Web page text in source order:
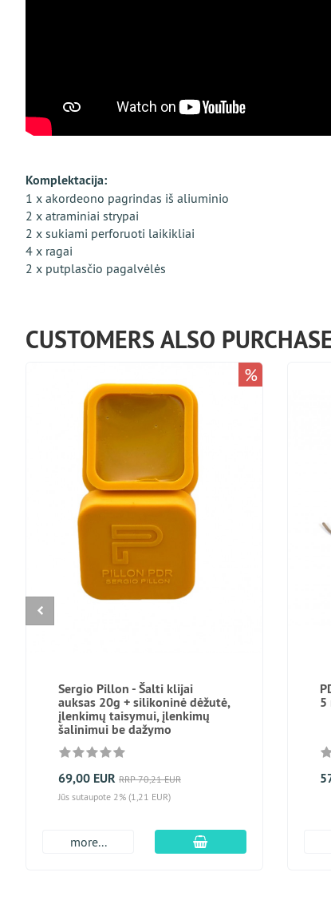
Komplektacija:
1 x akordeono pagrindas iš aliuminio
2 x atraminiai strypai
2 x sukiami perforuoti laikikliai
4 x ragai
2 x putplasčio pagalvėlės
CUSTOMERS ALSO
Sergio Pillon - Šalti klijai
auksas 20g + silikoninė dėžutė,
įlenkimų taisymui, įlenkimų
šalinimui be dažymo
69,00 EUR RRP 70,21 EUR
Jūs sutaupote 2% (1,21 EUR)
more... Įdėti į krepšį
%
5